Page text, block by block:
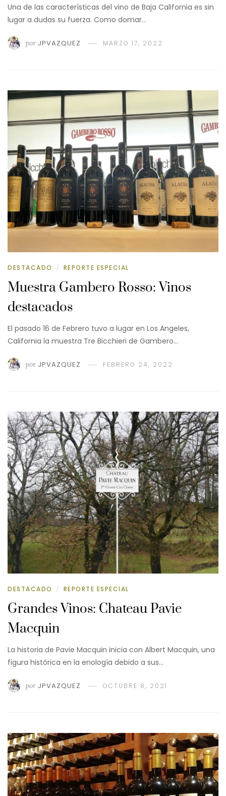
Una de las características del vino de Baja California es sin
lugar a dudas su fuerza. Como domar…
por JPVAZQUEZ MARZO 17, 2022
DESTACADO / REPORTE ESPECIAL
Muestra Gambero Rosso: Vinos
destacados
El pasado 16 de Febrero tuvo a lugar en Los Angeles,
California la muestra Tre Bicchieri de Gambero…
por JPVAZQUEZ FEBRERO 24, 2022
DESTACADO / REPORTE ESPECIAL
Grandes Vinos: Chateau Pavie
Macquin
La historia de Pavie Macquin inicia con Albert Macquin, una
figura histórica en la enología debido a sus…
por JPVAZQUEZ OCTUBRE 8, 2021